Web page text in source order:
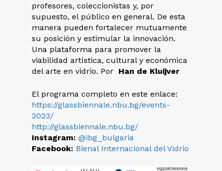
profesores, coleccionistas y, por
supuesto, el público en general. De esta
manera pueden fortalecer mutuamente
su posición y estimular la innovación.
Una plataforma para promover la
viabilidad artística, cultural y económica
del arte en vidrio. Por Han de Kluijver
El programa completo en este enlace:
https://glassbiennale.nbu.bg/events-
2023/
http://glassbiennale.nbu.bg/
Instagram: @ibg_bulgaria
Facebook: Bienal Internacional del Vidrio